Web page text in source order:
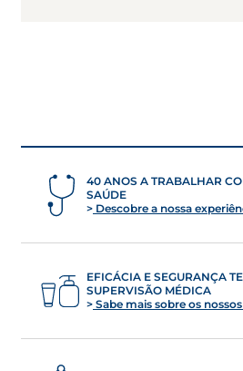
40 ANOS A TRABALHAR
SAÚDE
Descobre a nossa
EFICÁCIA E SEGURANÇA
SUPERVISÃO MÉDICA
Sabe mais sobre os